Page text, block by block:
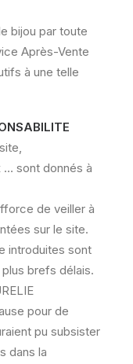
bijou par toute
Après-Vente
à une telle
sont donnés à
de veiller à
sur le site.
introduites sont
brefs délais.
pour de
pu subsister
dans la